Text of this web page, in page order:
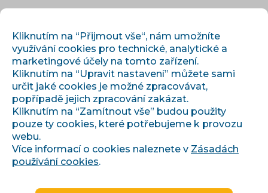
Úvod› Články a informace›
Jak vybrat nástroj pro správu produktových feedů
Kliknutím na “Přijmout vše“, nám umožníte
využívání cookies pro technické, analytické a
marketingové účely na tomto zařízení.
Kliknutím na “Upravit nastavení” můžete sami
určit jaké cookies je možné zpracovávat,
popřípadě jejich zpracování zakázat.
Kliknutím na “Zamítnout vše” budou použity
pouze ty cookies, které potřebujeme k provozu
webu.
Více informací o cookies naleznete v Zásadách
používání cookies.